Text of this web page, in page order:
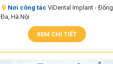
Nơi công tác ViDental Implant - Đống
Đa, Hà Nội
XEM CHI TIẾT